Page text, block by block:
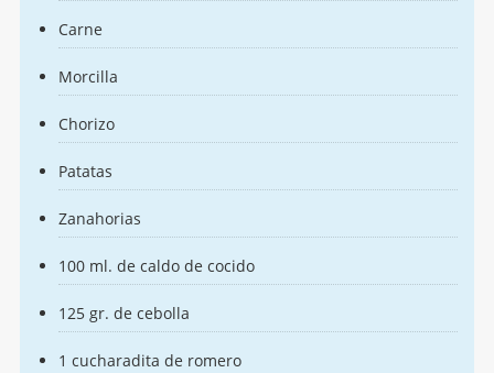
Carne
Morcilla
Chorizo
Patatas
Zanahorias
100 ml. de caldo de cocido
125 gr. de cebolla
1 cucharadita de romero